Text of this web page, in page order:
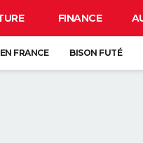
FINANCE
FRANCE BISON FUTÉ